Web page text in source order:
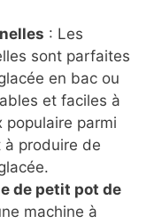
: Les
sont parfaites
en bac ou
et faciles à
populaire parmi
à produire de
de petit pot de
machine à